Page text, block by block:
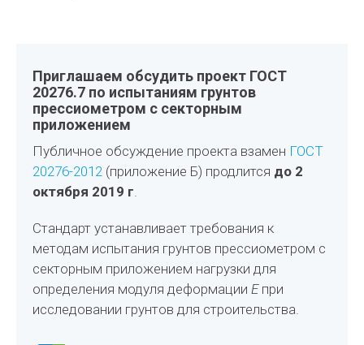
Приглашаем обсудить проект ГОСТ
20276.7 по испытаниям грунтов
прессиометром с секторным
приложением
Публичное обсуждение проекта взамен ГОСТ
20276-2012 (приложение Б) продлится до 2
октября 2019 г.
Стандарт устанавливает требования к
методам испытания грунтов прессиометром с
секторным приложением нагрузки для
определения модуля деформацииEпри
исследовании грунтов для строительства.